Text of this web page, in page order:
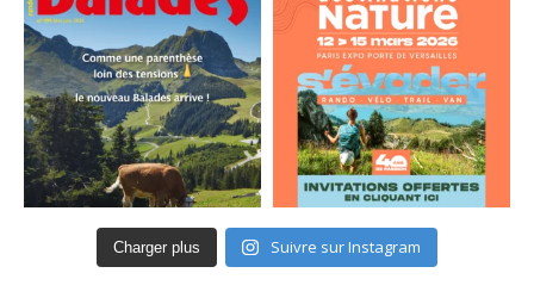
Charger plus Suivre sur Instagram